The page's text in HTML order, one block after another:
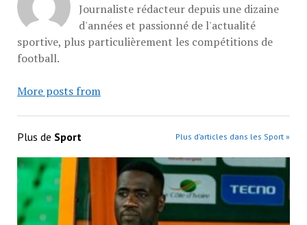
Journaliste rédacteur depuis une dizaine
d'années et passionné de l'actualité
sportive, plus particulièrement les compétitions de
football.
More posts from
Plus de Sport Plus d’articles dans les Sport »